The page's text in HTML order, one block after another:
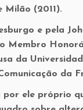
(2011).
e pela
Membro
da
da
por ele próprio